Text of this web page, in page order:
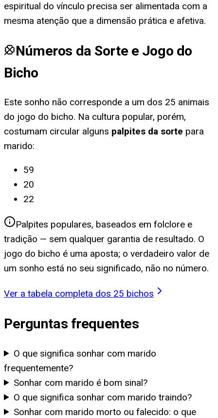
espiritual do vínculo precisa ser alimentada com a
mesma atenção que a dimensão prática e afetiva.
Números da Sorte e Jogo do
Bicho
Este sonho não corresponde a um dos 25 animais
do jogo do bicho. Na cultura popular, porém,
costumam circular alguns palpites da sorte para
marido:
59
20
22
Palpites populares, baseados em folclore e
tradição — sem qualquer garantia de resultado. O
jogo do bicho é uma aposta; o verdadeiro valor de
um sonho está no seu significado, não no número.
Ver a tabela completa dos 25 bichos
Perguntas frequentes
O que significa sonhar com marido
frequentemente?
Sonhar com marido é bom sinal?
O que significa sonhar com marido traindo?
Sonhar com marido morto ou falecido: o que